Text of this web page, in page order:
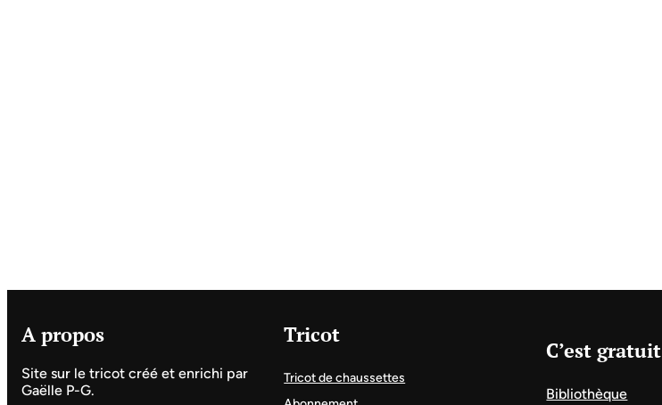
A propos
Site sur le tricot créé et enrichi par
Gaëlle P-G.
Tricot
Tricot de chaussettes
C’est gratuit
Bibliothèque